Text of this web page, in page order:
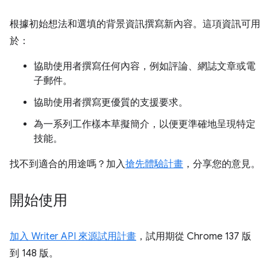
根據初始想法和選填的背景資訊撰寫新內容。這項資訊可用
於：
協助使用者撰寫任何內容，例如評論、網誌文章或電
子郵件。
協助使用者撰寫更優質的支援要求。
為一系列工作樣本草擬簡介，以便更準確地呈現特定
技能。
找不到適合的用途嗎？加入搶先體驗計畫 ，分享您的意見。
開始使用
加入 Writer API 來源試用計畫 ，試用期從 Chrome 137 版
到 148 版。